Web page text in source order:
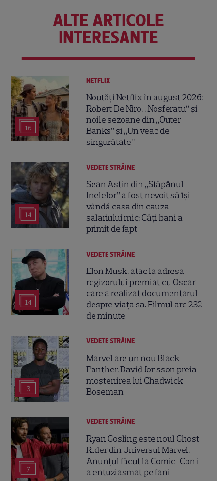
ALTE ARTICOLE
INTERESANTE
16
NETFLIX
Noutăți Netflix în august 2026:
Robert De Niro, „Nosferatu” și
noile sezoane din „Outer
Banks” și „Un veac de
singurătate”
14
VEDETE STRĂINE
Sean Astin din „Stăpânul
Inelelor” a fost nevoit să își
vândă casa din cauza
salariului mic: Câți bani a
primit de fapt
14
VEDETE STRĂINE
Elon Musk, atac la adresa
regizorului premiat cu Oscar
care a realizat documentarul
despre viața sa. Filmul are 232
de minute
3
VEDETE STRĂINE
Marvel are un nou Black
Panther. David Jonsson preia
moștenirea lui Chadwick
Boseman
7
VEDETE STRĂINE
Ryan Gosling este noul Ghost
Rider din Universul Marvel.
Anunțul făcut la Comic-Con i-
a entuziasmat pe fani